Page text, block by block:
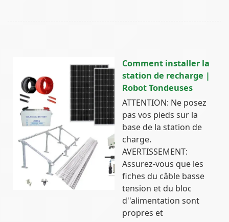
Comment installer la
station de recharge |
Robot Tondeuses
ATTENTION: Ne posez
pas vos pieds sur la
base de la station de
charge.
AVERTISSEMENT:
Assurez-vous que les
fiches du câble basse
tension et du bloc
d''alimentation sont
propres et